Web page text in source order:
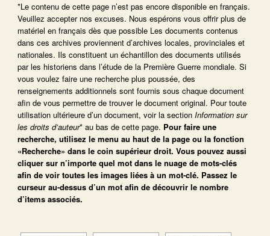
*Le contenu de cette page n’est pas encore disponible en français.
Veuillez accepter nos excuses. Nous espérons vous offrir plus de
matériel en français dès que possible Les documents contenus
dans ces archives proviennent d’archives locales, provinciales et
nationales. Ils constituent un échantillon des documents utilisés
par les historiens dans l’étude de la Première Guerre mondiale. Si
vous voulez faire une recherche plus poussée, des
renseignements additionnels sont fournis sous chaque document
afin de vous permettre de trouver le document original. Pour toute
utilisation ultérieure d’un document, voir la section Information sur
les droits d’auteur* au bas de cette page. Pour faire une
recherche, utilisez le menu au haut de la page ou la fonction
«Recherche» dans le coin supérieur droit. Vous pouvez aussi
cliquer sur n’importe quel mot dans le nuage de mots-clés
afin de voir toutes les images liées à un mot-clé. Passez le
curseur au-dessus d’un mot afin de découvrir le nombre
d’items associés.